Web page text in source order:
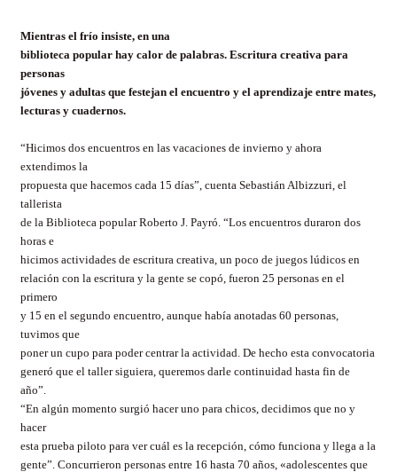
Mientras el frío insiste, en una
biblioteca popular hay calor de palabras. Escritura creativa para
personas
jóvenes y adultas que festejan el encuentro y el aprendizaje entre mates,
lecturas y cuadernos.
“Hicimos dos encuentros en las vacaciones de invierno y ahora
extendimos la
propuesta que hacemos cada 15 días”, cuenta Sebastián Albizzuri, el
tallerista
de la Biblioteca popular Roberto J. Payró. “Los encuentros duraron dos
horas e
hicimos actividades de escritura creativa, un poco de juegos lúdicos en
relación con la escritura y la gente se copó, fueron 25 personas en el
primero
y 15 en el segundo encuentro, aunque había anotadas 60 personas,
tuvimos que
poner un cupo para poder centrar la actividad. De hecho esta convocatoria
generó que el taller siguiera, queremos darle continuidad hasta fin de
año”.
“En algún momento surgió hacer uno para chicos, decidimos que no y
hacer
esta prueba piloto para ver cuál es la recepción, cómo funciona y llega a la
gente”. Concurrieron personas entre 16 hasta 70 años, «adolescentes que